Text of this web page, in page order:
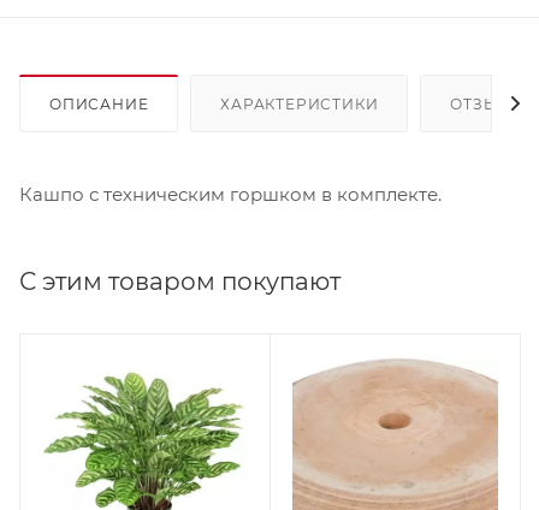
ОПИСАНИЕ ХАРАКТЕРИСТИКИ ОТЗЫВЫ
Кашпо с техническим горшком в комплекте.
С этим товаром покупают